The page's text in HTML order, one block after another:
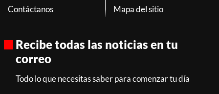
Contáctanos
Mapa del sitio
Recibe todas las noticias en tu
correo
Todo lo que necesitas saber para comenzar tu día